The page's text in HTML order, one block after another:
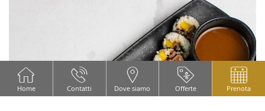
Home Contatti Dove siamo Offerte Prenota